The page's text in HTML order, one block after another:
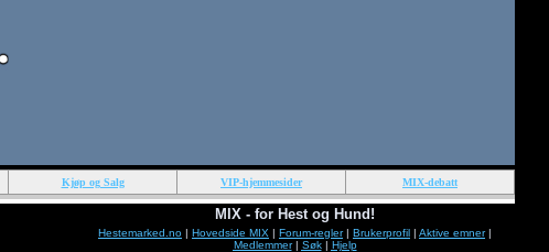
Kjøp og Salg VIP-hjemmesider MIX-debatt
MIX - for Hest og Hund!
Hestemarked.no | Hovedside MIX | Forum-regler| Brukerprofil | Aktive emner|
Medlemmer| Søk| Hjelp